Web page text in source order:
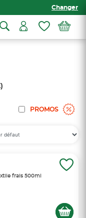
Changer
PROMOS
frais 500ml